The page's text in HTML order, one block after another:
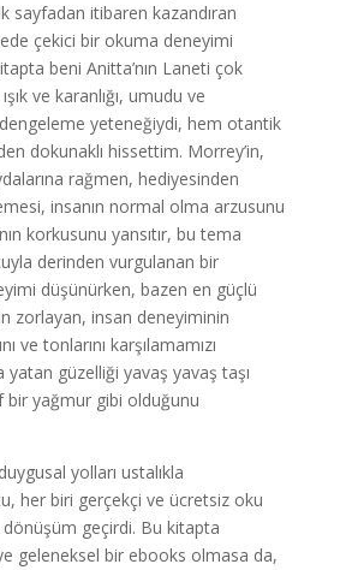
sayfadan itibaren kazandıran
çekici bir okuma deneyimi
beni Anitta’nın Laneti çok
ve karanlığı, umudu ve
yeteneğiydi, hem otantik
dokunaklı hissettim. Morrey’in,
rağmen, hediyesinden
insanın normal olma arzusunu
korkusunu yansıtır, bu tema
derinden vurgulanan bir
düşünürken, bazen en güçlü
zorlayan, insan deneyiminin
ve tonlarını karşılamamızı
güzelliği yavaş yavaş taşı
bir yağmur gibi olduğunu
yolları ustalıkla
her biri gerçekçi ve ücretsiz oku
dönüşüm geçirdi. Bu kitapta
geleneksel bir ebooks olmasa da,